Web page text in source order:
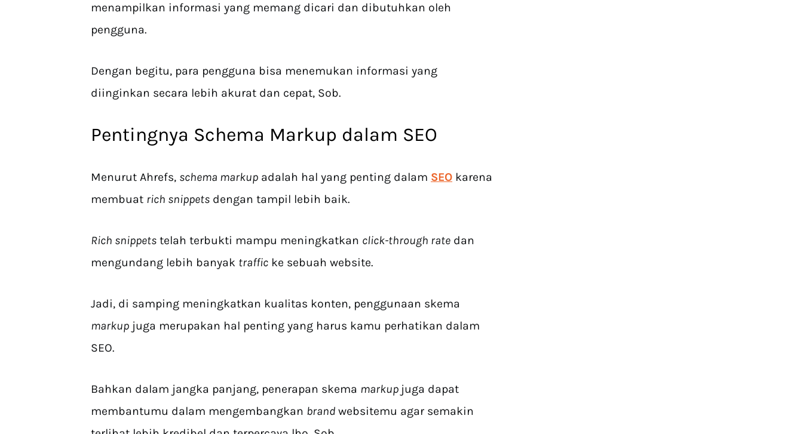
menampilkan informasi yang memang dicari dan dibutuhkan oleh
pengguna.
Dengan begitu, para pengguna bisa menemukan informasi yang
diinginkan secara lebih akurat dan cepat, Sob.
Pentingnya Schema Markup dalam SEO
Menurut Ahrefs, schema markup adalah hal yang penting dalam SEO karena
membuat rich snippets dengan tampil lebih baik.
Rich snippets telah terbukti mampu meningkatkan click-through rate dan
mengundang lebih banyak traffic ke sebuah website.
Jadi, di samping meningkatkan kualitas konten, penggunaan skema
markup juga merupakan hal penting yang harus kamu perhatikan dalam
SEO.
Bahkan dalam jangka panjang, penerapan skema markup juga dapat
membantumu dalam mengembangkan brand websitemu agar semakin